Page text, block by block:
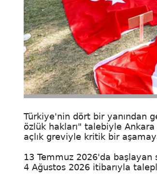
Türkiye'nin dört bir yanından
özlük hakları" talebiyle
açlık greviyle kritik bir
13 Temmuz 2026'da
4 Ağustos 2026 itibarıyla